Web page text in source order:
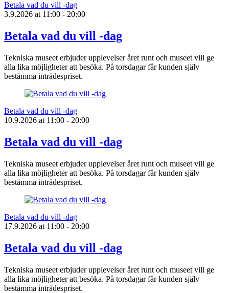
Betala vad du vill -dag
3.9.2026 at 11:00 - 20:00
Betala vad du vill -dag
Tekniska museet erbjuder upplevelser året runt och museet vill ge
alla lika möjligheter att besöka. På torsdagar får kunden själv
bestämma inträdespriset.
Betala vad du vill -dag
10.9.2026 at 11:00 - 20:00
Betala vad du vill -dag
Tekniska museet erbjuder upplevelser året runt och museet vill ge
alla lika möjligheter att besöka. På torsdagar får kunden själv
bestämma inträdespriset.
Betala vad du vill -dag
17.9.2026 at 11:00 - 20:00
Betala vad du vill -dag
Tekniska museet erbjuder upplevelser året runt och museet vill ge
alla lika möjligheter att besöka. På torsdagar får kunden själv
bestämma inträdespriset.